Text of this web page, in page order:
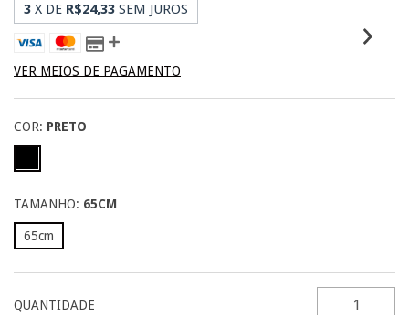
3 X DE R$24,33 SEM JUROS
VER MEIOS DE PAGAMENTO
COR: PRETO
TAMANHO: 65CM
65cm
QUANTIDADE